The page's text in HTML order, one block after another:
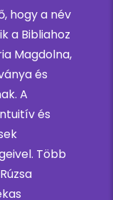
hogy a név
a Bibliahoz
Magdolna,
és
A
és
Több